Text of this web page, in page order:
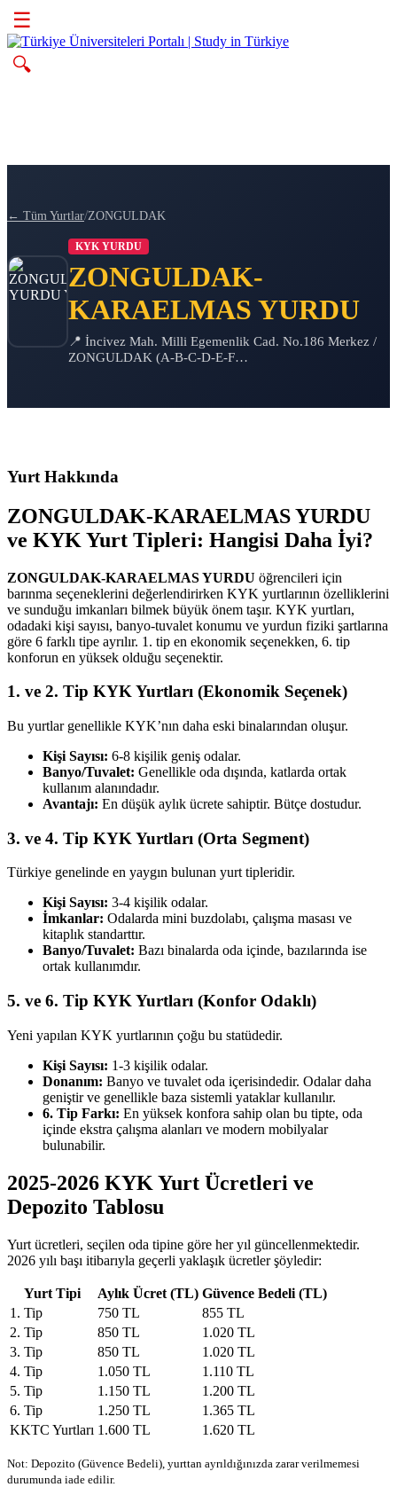
☰
🔍
← Tüm Yurtlar/ZONGULDAK
KYK YURDU
ZONGULDAK-
KARAELMAS YURDU
📍 İncivez Mah. Milli Egemenlik Cad. No.186 Merkez /
ZONGULDAK (A-B-C-D-E-F…
Yurt Hakkında
ZONGULDAK-KARAELMAS YURDU
ve KYK Yurt Tipleri: Hangisi Daha İyi?
ZONGULDAK-KARAELMAS YURDU öğrencileri için
barınma seçeneklerini değerlendirirken KYK yurtlarının özelliklerini
ve sunduğu imkanları bilmek büyük önem taşır. KYK yurtları,
odadaki kişi sayısı, banyo-tuvalet konumu ve yurdun fiziki şartlarına
göre 6 farklı tipe ayrılır. 1. tip en ekonomik seçenekken, 6. tip
konforun en yüksek olduğu seçenektir.
1. ve 2. Tip KYK Yurtları (Ekonomik Seçenek)
Bu yurtlar genellikle KYK’nın daha eski binalarından oluşur.
Kişi Sayısı: 6-8 kişilik geniş odalar.
Banyo/Tuvalet: Genellikle oda dışında, katlarda ortak
kullanım alanındadır.
Avantajı: En düşük aylık ücrete sahiptir. Bütçe dostudur.
3. ve 4. Tip KYK Yurtları (Orta Segment)
Türkiye genelinde en yaygın bulunan yurt tipleridir.
Kişi Sayısı: 3-4 kişilik odalar.
İmkanlar: Odalarda mini buzdolabı, çalışma masası ve
kitaplık standarttır.
Banyo/Tuvalet: Bazı binalarda oda içinde, bazılarında ise
ortak kullanımdır.
5. ve 6. Tip KYK Yurtları (Konfor Odaklı)
Yeni yapılan KYK yurtlarının çoğu bu statüdedir.
Kişi Sayısı: 1-3 kişilik odalar.
Donanım: Banyo ve tuvalet oda içerisindedir. Odalar daha
geniştir ve genellikle baza sistemli yataklar kullanılır.
6. Tip Farkı: En yüksek konfora sahip olan bu tipte, oda
içinde ekstra çalışma alanları ve modern mobilyalar
bulunabilir.
2025-2026 KYK Yurt Ücretleri ve
Depozito Tablosu
Yurt ücretleri, seçilen oda tipine göre her yıl güncellenmektedir.
2026 yılı başı itibarıyla geçerli yaklaşık ücretler şöyledir:
Yurt Tipi Aylık Ücret (TL) Güvence Bedeli (TL)
1. Tip
750 TL
855 TL
2. Tip
850 TL
1.020 TL
3. Tip
850 TL
1.020 TL
4. Tip
1.050 TL
1.110 TL
5. Tip
1.150 TL
1.200 TL
6. Tip
1.250 TL
1.365 TL
KKTC Yurtları 1.600 TL 1.620 TL
Not: Depozito (Güvence Bedeli), yurttan ayrıldığınızda zarar verilmemesi
durumunda iade edilir.